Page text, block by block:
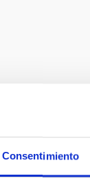
Consentimiento